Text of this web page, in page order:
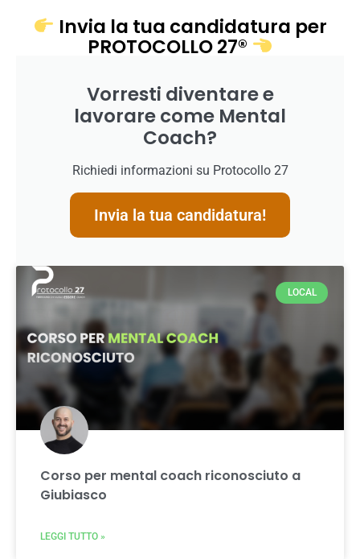
Invia la tua candidatura per
PROTOCOLLO 27®
Vorresti diventare e
lavorare come Mental
Coach?
Richiedi informazioni su Protocollo 27
Invia la tua candidatura!
LOCAL
Corso per mental coach riconosciuto a
Giubiasco
LEGGI TUTTO »